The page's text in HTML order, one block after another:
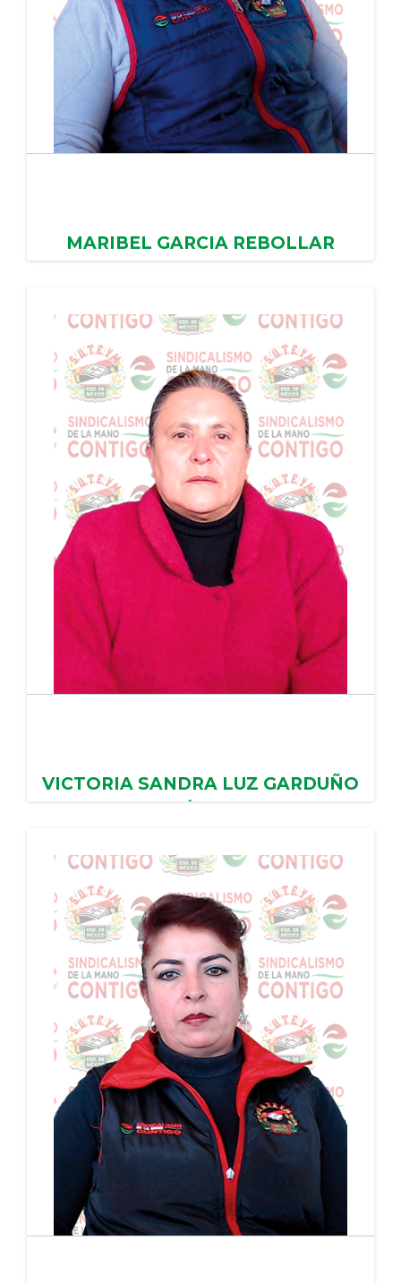
MARIBEL GARCIA REBOLLAR
IXTAPAN DEL ORO,
PERIODO:
VICTORIA SANDRA LUZ GARDUÑO
AYUNTAMIENTO DE SAN MIGUEL CHAPULTEPEC,
PERIODO: 29/01/2024 - 28/01/2028
PERIODO: 29/01/2024 - 28/01/2028